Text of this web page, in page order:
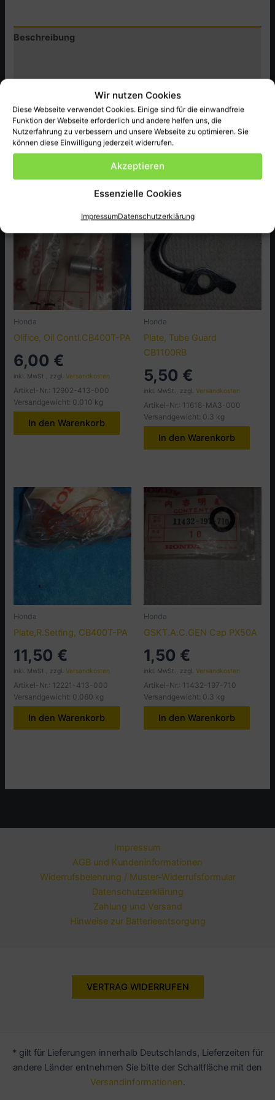
Wir nutzen Cookies
Diese Webseite verwendet Cookies. Einige sind für die einwandfreie
Funktion der Webseite erforderlich und andere helfen uns, die
Nutzerfahrung zu verbessern und unsere Webseite zu optimieren. Sie
können diese Einwilligung jederzeit widerrufen.
Akzeptieren
Essenzielle Cookies
ImpressumDatenschutzerklärung
CA
Menge
Beschreibung
Honda Original Ersatzteil NEU , passend bei CB650KZ-CA
ect.
Ähnliche Produkte
Honda
Olifice, Oil Contl.CB400T-PA
6,00 €
inkl. MwSt., zzgl.Versandkosten
Artikel-Nr.: 12902-413-000
Versandgewicht: 0.010 kg
In den Warenkorb
Honda
Plate, Tube Guard
CB1100RB
5,50 €
inkl. MwSt., zzgl. Versandkosten
Artikel-Nr.: 11618-MA3-000
Versandgewicht: 0.3 kg
In den Warenkorb
Honda
Plate,R.Setting, CB400T-PA
11,50 €
inkl. MwSt., zzgl.Versandkosten
Artikel-Nr.: 12221-413-000
Versandgewicht: 0.060 kg
In den Warenkorb
Honda
GSKT.A.C.GEN Cap PX50A
1,50 €
inkl. MwSt., zzgl. Versandkosten
Artikel-Nr.: 11432-197-710
Versandgewicht: 0.3 kg
In den Warenkorb
Impressum
AGB und Kundeninformationen
Widerrufsbelehrung / Muster-Widerrufsformular
Datenschutzerklärung
Zahlung und Versand
Hinweise zur Batterieentsorgung
VERTRAG WIDERRUFEN
* gilt für Lieferungen innerhalb Deutschlands, Lieferzeiten für
andere Länder entnehmen Sie bitte der Schaltfläche mit den
Versandinformationen.